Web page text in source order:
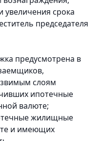
срока
председателя
предусмотрена в
слоям
ипотечные
валюте;
жилищные
и имеющих